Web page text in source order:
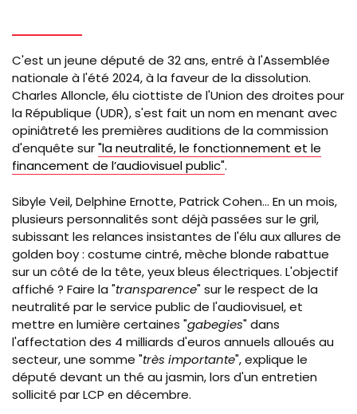
C'est un jeune député de 32 ans, entré à l'Assemblée
nationale à l'été 2024, à la faveur de la dissolution.
Charles Alloncle, élu ciottiste de l'Union des droites pour
la République (UDR), s'est fait un nom en menant avec
opiniâtreté les premières auditions de la commission
d'enquête sur"la neutralité, le fonctionnement et le
financement de l’audiovisuel public".
Sibyle Veil, Delphine Ernotte, Patrick Cohen... En un mois,
plusieurs personnalités sont déjà passées sur le gril,
subissant les relances insistantes de l'élu aux allures de
golden boy : costume cintré, mèche blonde rabattue
sur un côté de la tête, yeux bleus électriques. L'objectif
affiché ? Faire la "transparence" sur le respect de la
neutralité par le service public de l'audiovisuel, et
mettre en lumière certaines "gabegies" dans
l'affectation des 4 milliards d'euros annuels alloués au
secteur, une somme "très importante", explique le
député devant un thé au jasmin, lors d'un entretien
sollicité par LCP en décembre.